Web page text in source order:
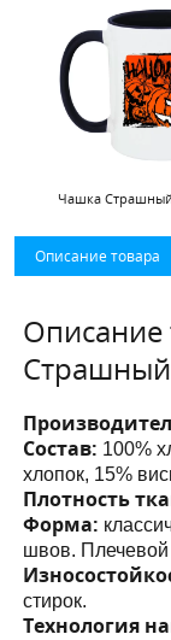
Чашка
Описание товара
Описание
Состав: 100%
хлопок, 15%
Плотность
Форма:
швов.
стирок.
Технология